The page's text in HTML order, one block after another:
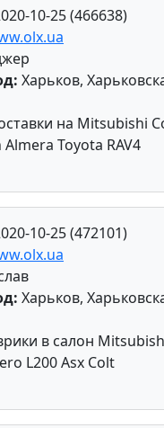
10-25 (466638)
Харьков,
на Mitsubishi
Toyota RAV4
10-25 (472101)
Харьков,
в салон
L200 Asx Colt